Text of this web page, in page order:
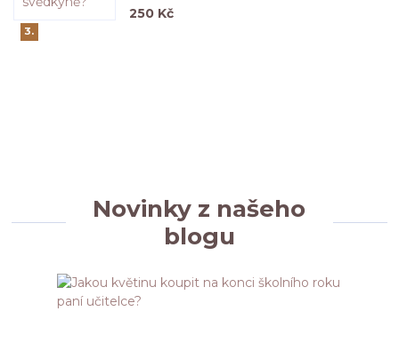
3.
250 Kč
Novinky z našeho
blogu